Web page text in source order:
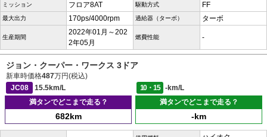
ミッション フロア8AT 駆動方式 FF
最大出力 170ps/4000rpm 過給器（ターボ） ターボ
生産期間
2022年01月～202
2年05月
燃費性能 -
ジョン・クーパー・ワークス 3ドア
新車時価格487万円(税込)
JC08
15.5km/L 10・15
-km/L
満タンでどこまで走る？
682km
満タンでどこまで走る？
-km